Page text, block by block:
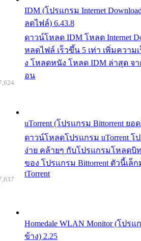
IDM (โปรแกรม Internet
ลดไฟล์) 6.43.8
ดาวน์โหลด IDM โหลด Internet
หลดไฟล์ เร็วขึ้น 5 เท่า เพิ่มความ
ง โหลดหนัง โหลด IDM ล่าสุด จา
อน
uTorrent (โปรแกรม Bittorrent ย
ดาวน์โหลดโปรแกรม uTorrent โ
ง่าย คล้ายๆ กับโปรแกรมโหลดบิ
ของ โปรแกรม Bittorrent ตัวนี้เล็
tTorrent
Homedale WLAN Monitor (โป
ข้าง) 2.25